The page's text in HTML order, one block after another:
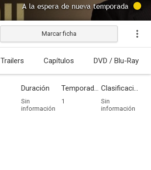
A la espera de nueva temporada
Marcar ficha
Trailers Capítulos DVD / Blu-Ray
Duración
Sin
información
Temporadas
1
Clasificación por edades
Sin
información